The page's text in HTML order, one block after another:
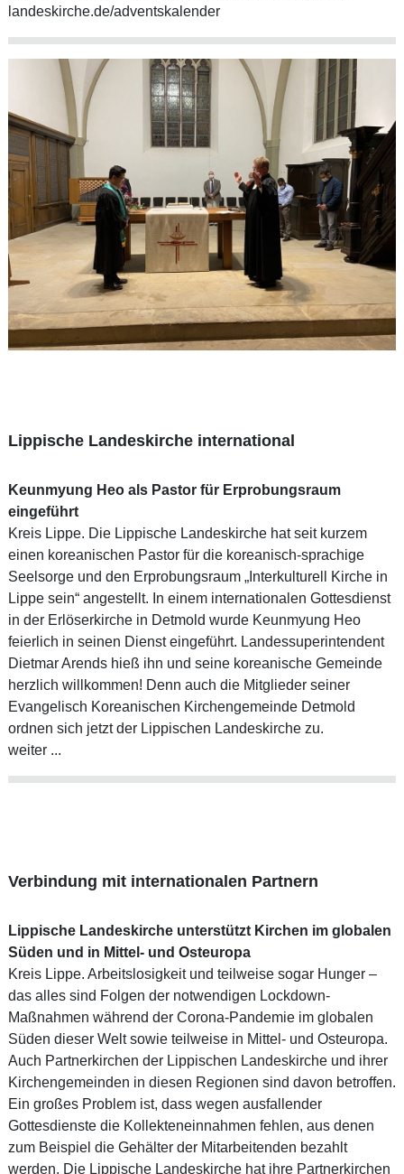
landeskirche.de/adventskalender
Lippische Landeskirche international
Keunmyung Heo als Pastor für Erprobungsraum
eingeführt
Kreis Lippe. Die Lippische Landeskirche hat seit kurzem
einen koreanischen Pastor für die koreanisch-sprachige
Seelsorge und den Erprobungsraum „Interkulturell Kirche in
Lippe sein“ angestellt. In einem internationalen Gottesdienst
in der Erlöserkirche in Detmold wurde Keunmyung Heo
feierlich in seinen Dienst eingeführt. Landessuperintendent
Dietmar Arends hieß ihn und seine koreanische Gemeinde
herzlich willkommen! Denn auch die Mitglieder seiner
Evangelisch Koreanischen Kirchengemeinde Detmold
ordnen sich jetzt der Lippischen Landeskirche zu.
weiter ...
Verbindung mit internationalen Partnern
Lippische Landeskirche unterstützt Kirchen im globalen
Süden und in Mittel- und Osteuropa
Kreis Lippe. Arbeitslosigkeit und teilweise sogar Hunger –
das alles sind Folgen der notwendigen Lockdown-
Maßnahmen während der Corona-Pandemie im globalen
Süden dieser Welt sowie teilweise in Mittel- und Osteuropa.
Auch Partnerkirchen der Lippischen Landeskirche und ihrer
Kirchengemeinden in diesen Regionen sind davon betroffen.
Ein großes Problem ist, dass wegen ausfallender
Gottesdienste die Kollekteneinnahmen fehlen, aus denen
zum Beispiel die Gehälter der Mitarbeitenden bezahlt
werden. Die Lippische Landeskirche hat ihre Partnerkirchen